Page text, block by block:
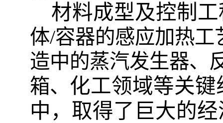
材料成型及控制
体/容器的感应加热工
造中的蒸汽发生器、
箱、 化工领域等关键
中，取得了巨大的